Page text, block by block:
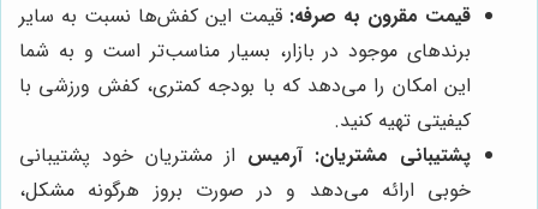
قیمت مقرون به صرفه: قیمت این کفش‌ها نسبت به سایر
برندهای موجود در بازار، بسیار مناسب‌تر است و به شما
این امکان را می‌دهد که با بودجه کمتری، کفش ورزشی با
کیفیتی تهیه کنید.
پشتیبانی مشتریان: آرمیس از مشتریان خود پشتیبانی
خوبی ارائه می‌دهد و در صورت بروز هرگونه مشکل،